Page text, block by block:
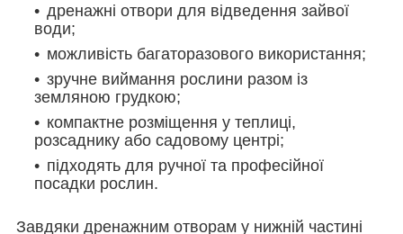
дренажні отвори для відведення зайвої
води;
можливість багаторазового використання;
зручне виймання рослини разом із
земляною грудкою;
компактне розміщення у теплиці,
розсаднику або садовому центрі;
підходять для ручної та професійної
посадки рослин.
Завдяки дренажним отворам у нижній частині